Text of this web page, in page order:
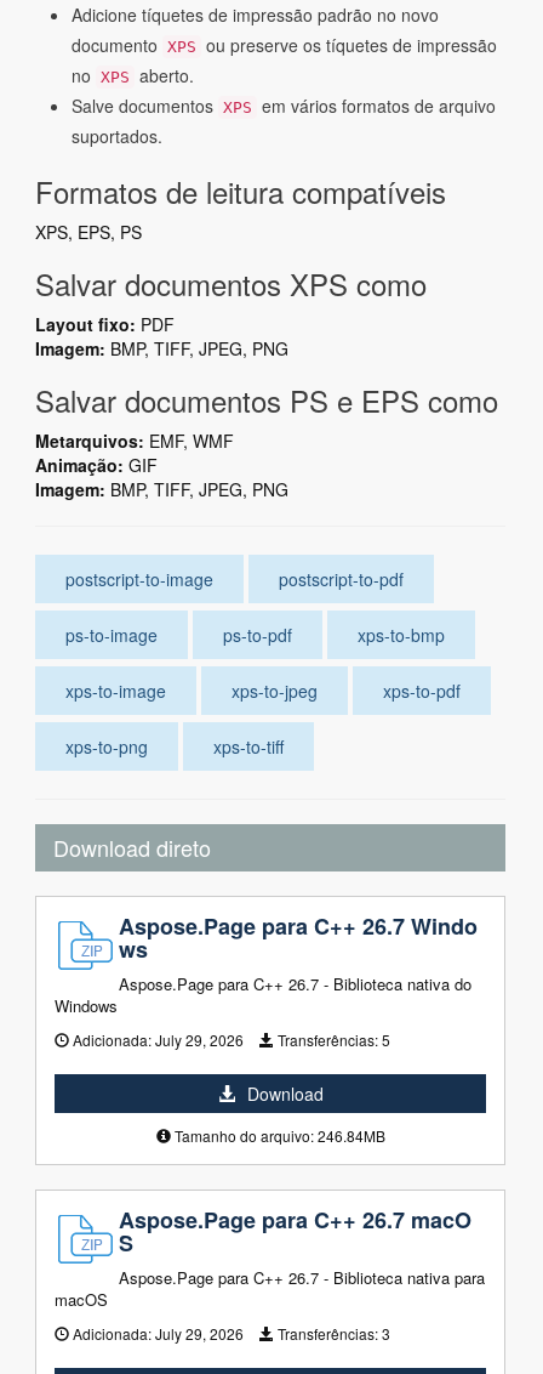
Adicione tíquetes de impressão padrão no novo
documento XPS ou preserve os tíquetes de impressão
no XPS aberto.
Salve documentos XPS em vários formatos de arquivo
suportados.
Formatos de leitura compatíveis
XPS, EPS, PS
Salvar documentos XPS como
Layout fixo: PDF
Imagem: BMP, TIFF, JPEG, PNG
Salvar documentos PS e EPS como
Metarquivos: EMF, WMF
Animação: GIF
Imagem: BMP, TIFF, JPEG, PNG
postscript-to-image postscript-to-pdf
ps-to-image ps-to-pdf xps-to-bmp
xps-to-image xps-to-jpeg xps-to-pdf
xps-to-png xps-to-tiff
Download direto
Aspose.Page para C++ 26.7 Windo
ws
Aspose.Page para C++ 26.7 - Biblioteca nativa do
Windows
Adicionada:July 29, 2026 Transferências:5
Download
Tamanho do arquivo: 246.84MB
Aspose.Page para C++ 26.7 macO
S
Aspose.Page para C++ 26.7 - Biblioteca nativa para
macOS
Adicionada:July 29, 2026 Transferências:3